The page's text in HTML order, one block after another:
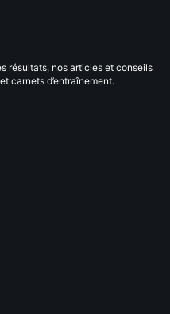
résultats, nos articles et conseils
carnets d’entraînement.